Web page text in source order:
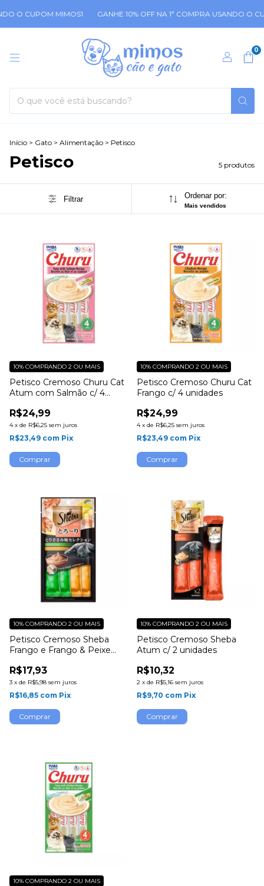
O CUPOM MIMOS1 GANHE 10% OFF NA 1ª COMPRA USANDO O
0
Início > Gato > Alimentação > Petisco
Petisco 5 produtos
Filtrar Ordenar por:
Mais vendidos
Petisco Cremoso Churu Cat
Atum com Salmão c/ 4
R$24,99
4 x de R$6,25 sem juros
10% COMPRANDO 2 OU MAIS
R$23,49 com Pix
Petisco Cremoso Churu Cat
Frango c/ 4 unidades
R$24,99
4 x de R$6,25 sem juros
10% COMPRANDO 2 OU MAIS
R$23,49 com Pix
Petisco Cremoso Sheba
Frango e Frango & Peixe
R$17,93
3 x de R$5,98 sem juros
10% COMPRANDO 2 OU MAIS
R$16,85 com Pix
Petisco Cremoso Sheba
Atum c/ 2 unidades
R$10,32
2 x de R$5,16 sem juros
10% COMPRANDO 2 OU MAIS
R$9,70 com Pix
10% COMPRANDO 2 OU MAIS